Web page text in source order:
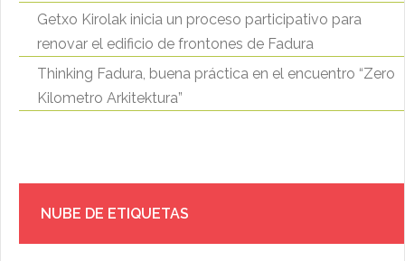
Getxo Kirolak inicia un proceso participativo para
renovar el edificio de frontones de Fadura
Thinking Fadura, buena práctica en el encuentro “Zero
Kilometro Arkitektura”
NUBE DE ETIQUETAS